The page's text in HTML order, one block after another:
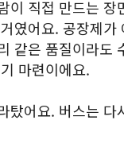
이 직접 만드는 장
였어요. 공장제가
같은 품질이라도
마련이에요.
탔어요. 버스는 다